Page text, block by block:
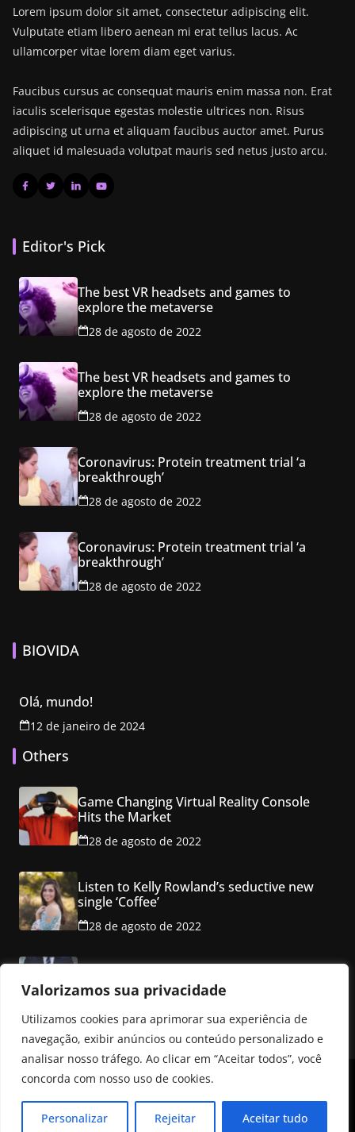
Valorizamos sua privacidade
Utilizamos cookies para aprimorar sua experiência de
navegação, exibir anúncios ou conteúdo personalizado e
analisar nosso tráfego. Ao clicar em “Aceitar todos”, você
concorda com nosso uso de cookies.
Personalizar Rejeitar Aceitar tudo
Lorem ipsum dolor sit amet, consectetur adipiscing elit.
Vulputate etiam libero aenean mi erat tellus lacus. Ac
ullamcorper vitae lorem diam eget varius.
Faucibus cursus ac consequat mauris enim massa non. Erat
iaculis scelerisque egestas molestie ultrices non. Risus
adipiscing ut urna et aliquam faucibus auctor amet. Purus
aliquet id malesuada volutpat mauris sed netus justo arcu.
Editor's Pick
The best VR headsets and games to
explore the metaverse
28 de agosto de 2022
The best VR headsets and games to
explore the metaverse
28 de agosto de 2022
Coronavirus: Protein treatment trial ‘a
breakthrough’
28 de agosto de 2022
Coronavirus: Protein treatment trial ‘a
breakthrough’
28 de agosto de 2022
BIOVIDA
Olá, mundo!
12 de janeiro de 2024
Others
Game Changing Virtual Reality Console
Hits the Market
28 de agosto de 2022
Listen to Kelly Rowland’s seductive new
single ‘Coffee’
28 de agosto de 2022
level mansion
28 de agosto de 2022
Copyright © 2026ColorMag. Todos os direitos reservados.
Tema:ColorMag por ThemeGrill. Powered byWordPress